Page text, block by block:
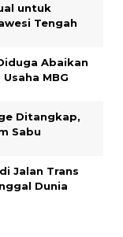
untuk
Tengah
Abaikan
MBG
Ditangkap,
Sabu
Jalan Trans
Dunia